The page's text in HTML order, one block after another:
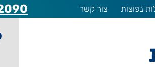
נפוצות צור קשר